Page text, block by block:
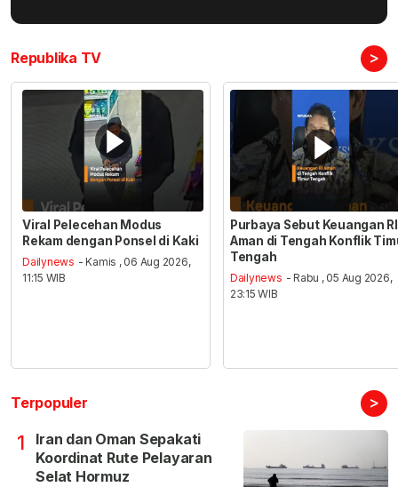
Republika TV >
Viral Pelecehan Modus
Rekam dengan Ponsel di Kaki
Dailynews - Kamis , 06 Aug 2026,
11:15 WIB
Purbaya Sebut Keuangan RI
Aman di Tengah Konflik
Tengah
Dailynews - Rabu , 05 Aug 2026,
23:15 WIB
Terpopuler >
1
Iran dan Oman Sepakati
Koordinat Rute Pelayaran
Selat Hormuz